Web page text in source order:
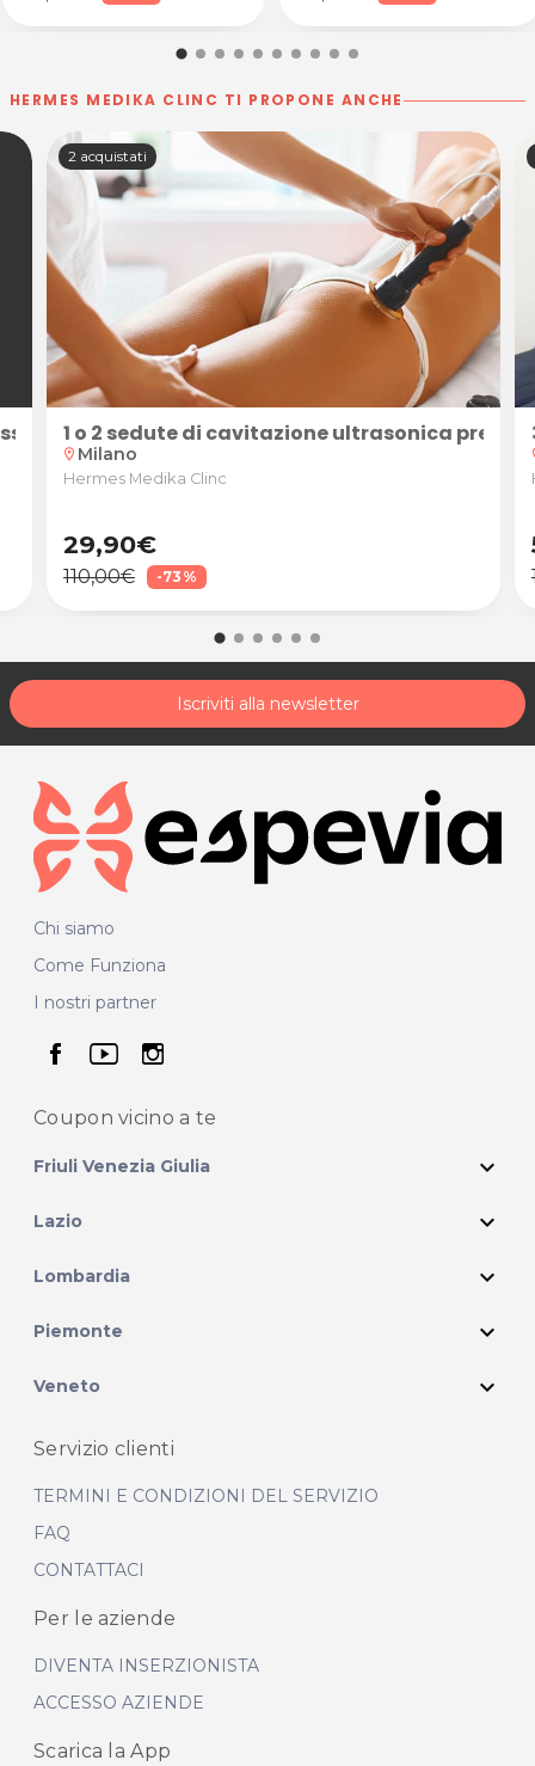
HERMES MEDIKA CLINC TI PROPONE ANCHE
Hermes Medika Clinc
2 acquistati
1 o 2 sedute di cavitazione ultrasonica presso
location_on Milano
Hermes Medika Clinc
29,90€
110,00€ -73%
Iscriviti alla newsletter
Chi siamo
Come Funziona
I nostri partner
seguici su facebook
seguici su youtube
seguici su instagram
Coupon vicino a te
Friuli Venezia Giulia expand_more
Lazio expand_more
Lombardia expand_more
Piemonte expand_more
Veneto expand_more
Servizio clienti
TERMINI E CONDIZIONI DEL SERVIZIO
FAQ
CONTATTACI
Per le aziende
DIVENTA INSERZIONISTA
ACCESSO AZIENDE
Scarica la App